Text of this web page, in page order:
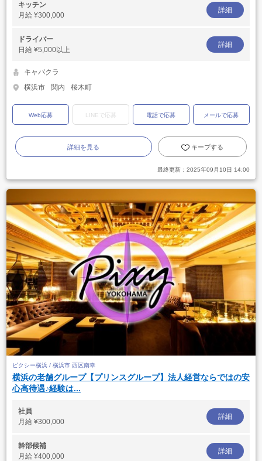
キッチン
月給 ¥300,000
詳細
ドライバー
日給 ¥5,000以上
詳細
キャバクラ
横浜市
関内 桜木町
Web応募 LINEで応募 電話で応募 メールで応募
詳細を見る キープする
最終更新： 2025年09月10日 14:00
ピクシー横浜 / 横浜市 西区南幸
横浜の老舗グループ【プリンスグループ】法人経営ならではの安
心高待遇♪経験は...
社員
月給 ¥300,000
詳細
幹部候補
月給 ¥400,000
詳細